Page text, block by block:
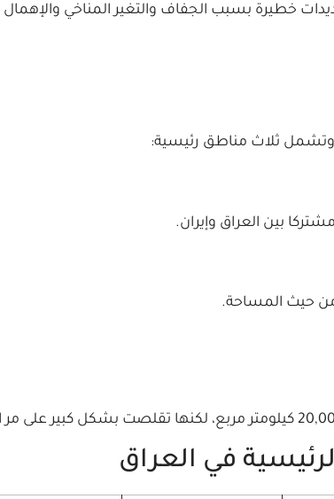
خطيرة بسبب الجفاف والتغير المناخي والإهمال
وتشمل ثلاث مناطق رئيسية:
بين العراق وإيران.
من حيث المساحة.
في العراق